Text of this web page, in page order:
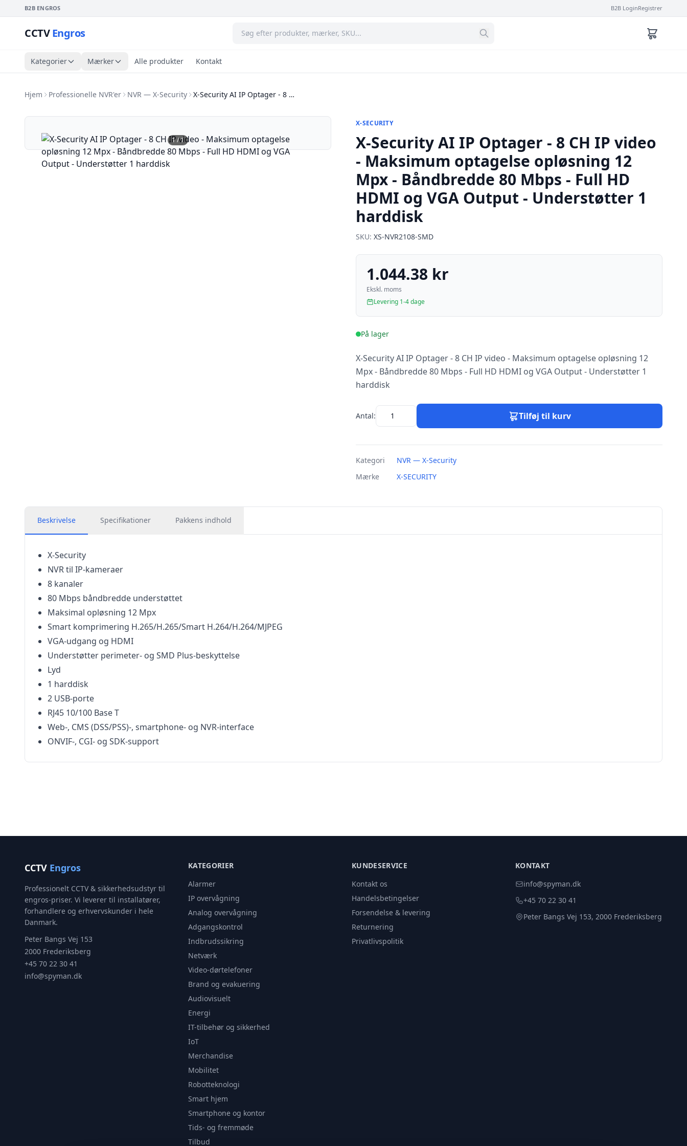
B2B ENGROS B2B LoginRegistrer
CCTVEngros
Kategorier Mærker Alle produkter Kontakt
Hjem Professionelle NVR'er NVR — X-Security X-Security AI IP Optager - 8 …
1/1
X-SECURITY
X-Security AI IP Optager - 8 CH IP video
- Maksimum optagelse opløsning 12
Mpx - Båndbredde 80 Mbps - Full HD
HDMI og VGA Output - Understøtter 1
harddisk
SKU: XS-NVR2108-SMD
1.044.38 kr
Ekskl. moms
Levering 1-4 dage
På lager
X-Security AI IP Optager - 8 CH IP video - Maksimum optagelse opløsning 12
Mpx - Båndbredde 80 Mbps - Full HD HDMI og VGA Output - Understøtter 1
harddisk
Antal: Tilføj til kurv
Kategori
NVR — X-Security
Mærke
X-SECURITY
Beskrivelse Specifikationer Pakkens indhold
X-Security
NVR til IP-kameraer
8 kanaler
80 Mbps båndbredde understøttet
Maksimal opløsning 12 Mpx
Smart komprimering H.265/H.265/Smart H.264/H.264/MJPEG
VGA-udgang og HDMI
Understøtter perimeter- og SMD Plus-beskyttelse
Lyd
1 harddisk
2 USB-porte
RJ45 10/100 Base T
Web-, CMS (DSS/PSS)-, smartphone- og NVR-interface
ONVIF-, CGI- og SDK-support
CCTV Engros
Professionelt CCTV & sikkerhedsudstyr til
engros-priser. Vi leverer til installatører,
forhandlere og erhvervskunder i hele
Danmark.
Peter Bangs Vej 153
2000 Frederiksberg
+45 70 22 30 41
info@spyman.dk
KATEGORIER
Alarmer
IP overvågning
Analog overvågning
Adgangskontrol
Indbrudssikring
Netværk
Video-dørtelefoner
Brand og evakuering
Audiovisuelt
Energi
IT-tilbehør og sikkerhed
IoT
Merchandise
Mobilitet
Robotteknologi
Smart hjem
Smartphone og kontor
Tids- og fremmøde
Tilbud
KUNDESERVICE
Kontakt os
Handelsbetingelser
Forsendelse & levering
Returnering
Privatlivspolitik
KONTAKT
info@spyman.dk
+45 70 22 30 41
Peter Bangs Vej 153, 2000 Frederiksberg